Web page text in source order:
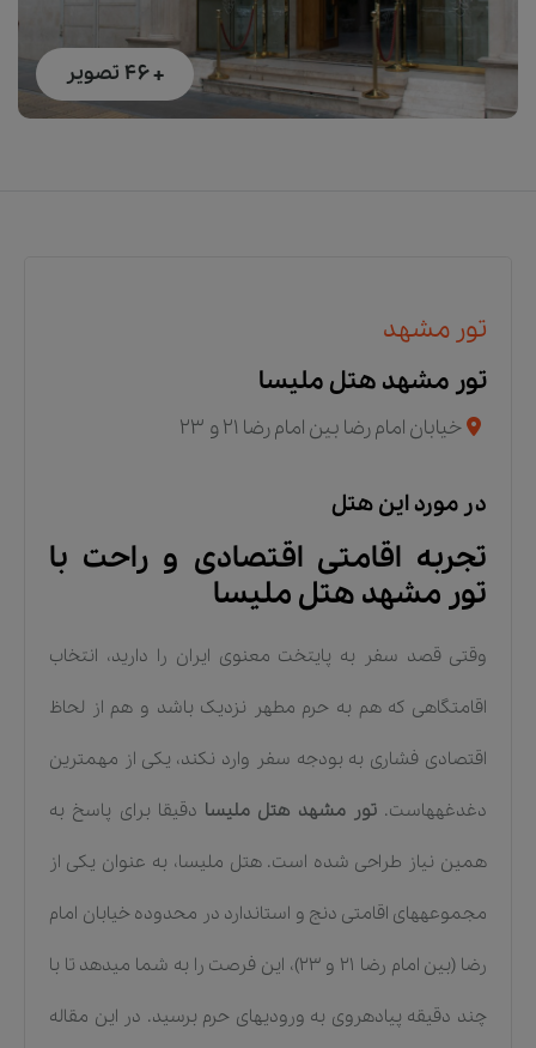
+ 46 تصویر
تور مشهد
تور مشهد هتل ملیسا
خیابان امام رضا بین امام رضا ۲۱ و ۲۳
در مورد این هتل
تجربه اقامتی اقتصادی و راحت با
تور مشهد هتل ملیسا
وقتی قصد سفر به پایتخت معنوی ایران را دارید، انتخاب
اقامتگاهی که هم به حرم مطهر نزدیک باشد و هم از لحاظ
اقتصادی فشاری به بودجه سفر وارد نکند، یکی از مهمترین
دغدغههاست.تور مشهد هتل ملیسا دقیقا برای پاسخ به
همین نیاز طراحی شده است. هتل ملیسا، به عنوان یکی از
مجموعههای اقامتی دنج و استاندارد در محدوده خیابان امام
رضا (بین امام رضا ۲۱ و ۲۳)، این فرصت را به شما میدهد تا با
چند دقیقه پیادهروی به ورودیهای حرم برسید. در این مقاله